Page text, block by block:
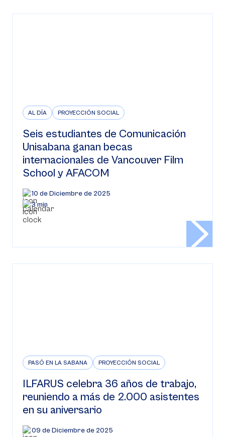
AL DÍA PROYECCIÓN SOCIAL
Seis estudiantes de Comunicación
Unisabana ganan becas
internacionales de Vancouver Film
School y AFACOM
10 de Diciembre de 2025
3 min
PASÓ EN LA SABANA PROYECCIÓN SOCIAL
ILFARUS celebra 36 años de trabajo,
reuniendo a más de 2.000 asistentes
en su aniversario
09 de Diciembre de 2025